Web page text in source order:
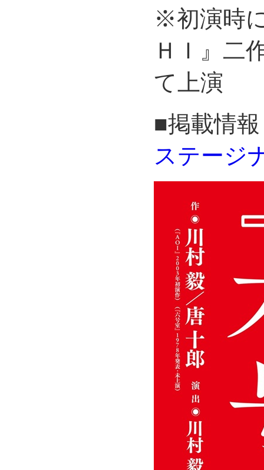
※初演時
ＨＩ』二
て上演
■掲載情報
ステージ